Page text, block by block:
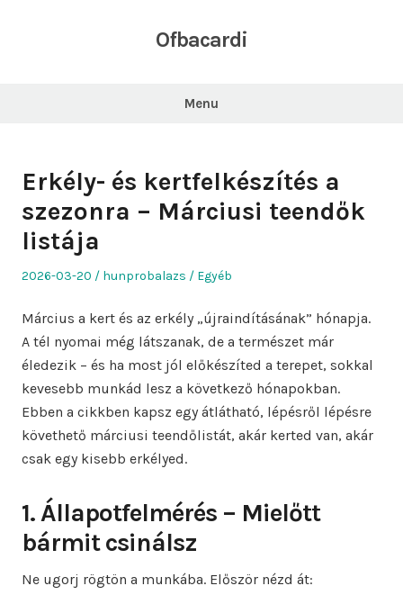
Ofbacardi
Menu
Erkély- és kertfelkészítés a
szezonra – Márciusi teendők
listája
Posted
2026-03-20 Author
hunprobalazs
Posted
Egyéb
Március a kert és az erkély „újraindításának” hónapja.
A tél nyomai még látszanak, de a természet már
éledezik – és ha most jól előkészíted a terepet, sokkal
kevesebb munkád lesz a következő hónapokban.
Ebben a cikkben kapsz egy átlátható, lépésről lépésre
követhető márciusi teendőlistát, akár kerted van, akár
csak egy kisebb erkélyed.
1. Állapotfelmérés – Mielőtt
bármit csinálsz
Ne ugorj rögtön a munkába. Először nézd át: